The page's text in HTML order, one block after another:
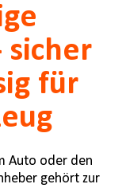
sicher
für
Auto oder den
gehört zur